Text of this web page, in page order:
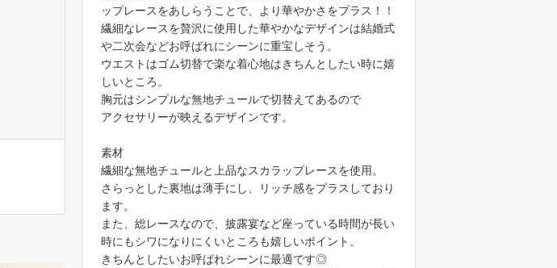
ップレースをあしらうことで、より華やかさをプラス！！
繊細なレースを贅沢に使用した華やかなデザインは結婚式
や二次会などお呼ばれにシーンに重宝しそう。
ウエストはゴム切替で楽な着心地はきちんとしたい時に嬉
しいところ。
胸元はシンプルな無地チュールで切替えてあるので
アクセサリーが映えるデザインです。
素材
繊細な無地チュールと上品なスカラップレースを使用。
さらっとした裏地は薄手にし、リッチ感をプラスしており
ます。
また、総レースなので、披露宴など座っている時間が長い
時にもシワになりにくいところも嬉しいポイント。
きちんとしたいお呼ばれシーンに最適です◎